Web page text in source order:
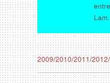
2009/2010/2011/2012/